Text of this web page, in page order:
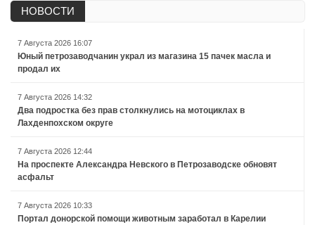
НОВОСТИ
7 Августа 2026 16:07
Юный петрозаводчанин украл из магазина 15 пачек масла и
продал их
7 Августа 2026 14:32
Два подростка без прав столкнулись на мотоциклах в
Лахденпохском округе
7 Августа 2026 12:44
На проспекте Александра Невского в Петрозаводске обновят
асфальт
7 Августа 2026 10:33
Портал донорской помощи животным заработал в Карелии